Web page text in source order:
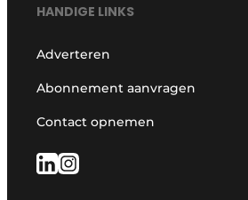
HANDIGE LINKS
Adverteren
Abonnement aanvragen
Contact opnemen